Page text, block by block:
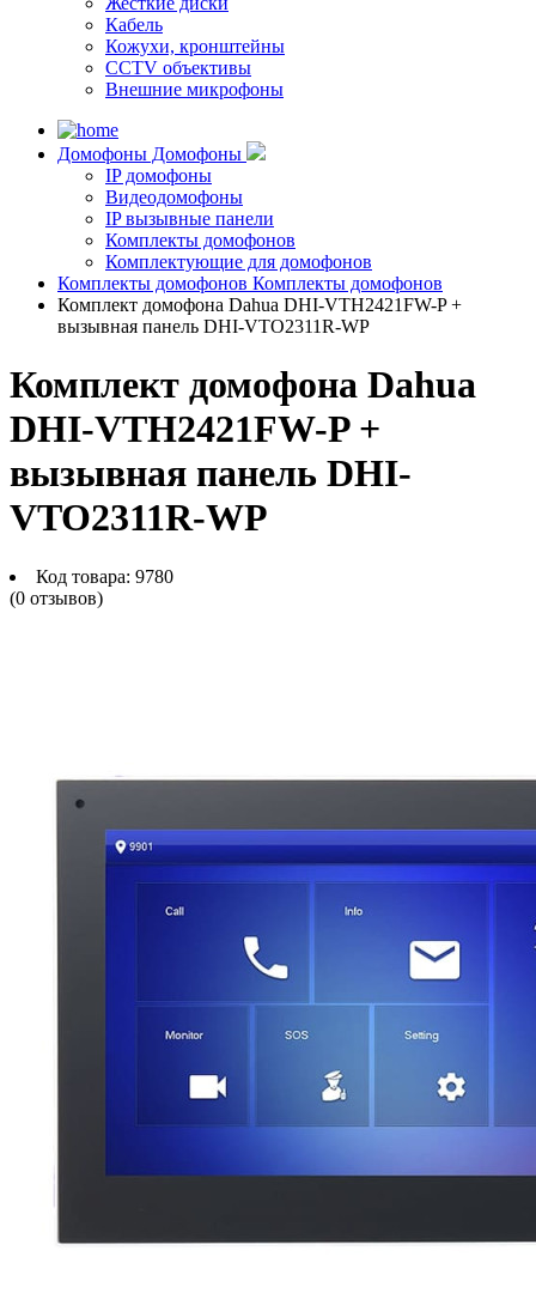
Кабель
Кожухи, кронштейны
CCTV объективы
Внешние микрофоны
Домофоны Домофоны
IP домофоны
Видеодомофоны
IP вызывные панели
Комплекты домофонов
Комплектующие для домофонов
Комплекты домофонов Комплекты домофонов
Комплект домофона Dahua DHI-VTH2421FW-P +
вызывная панель DHI-VTO2311R-WP
Комплект домофона Dahua
DHI-VTH2421FW-P +
вызывная панель DHI-
VTO2311R-WP
Код товара: 9780
(0 отзывов)